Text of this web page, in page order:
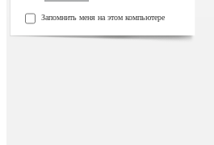
Запомнить меня на этом компьютере